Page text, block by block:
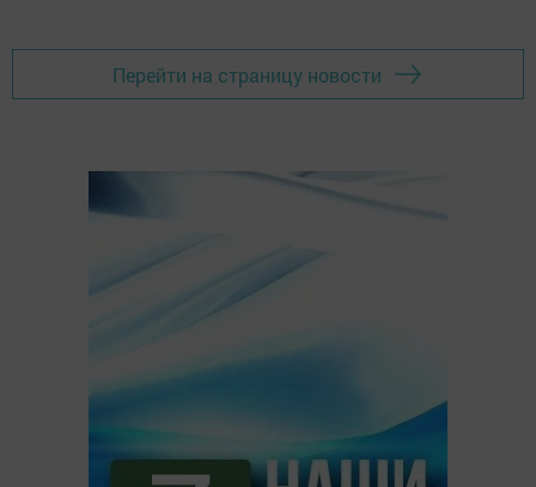
Перейти на страницу новости